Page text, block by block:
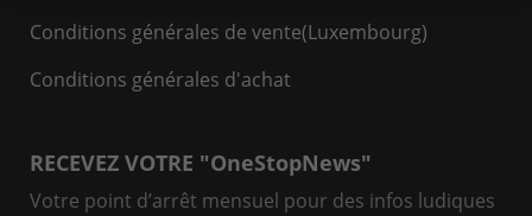
Conditions générales de vente(Luxembourg)
Conditions générales d'achat
RECEVEZ VOTRE "OneStopNews"
Votre point d’arrêt mensuel pour des infos ludiques